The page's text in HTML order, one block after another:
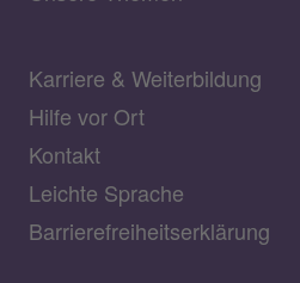
Karriere & Weiterbildung
Hilfe vor Ort
Kontakt
Leichte Sprache
Barrierefreiheitserklärung